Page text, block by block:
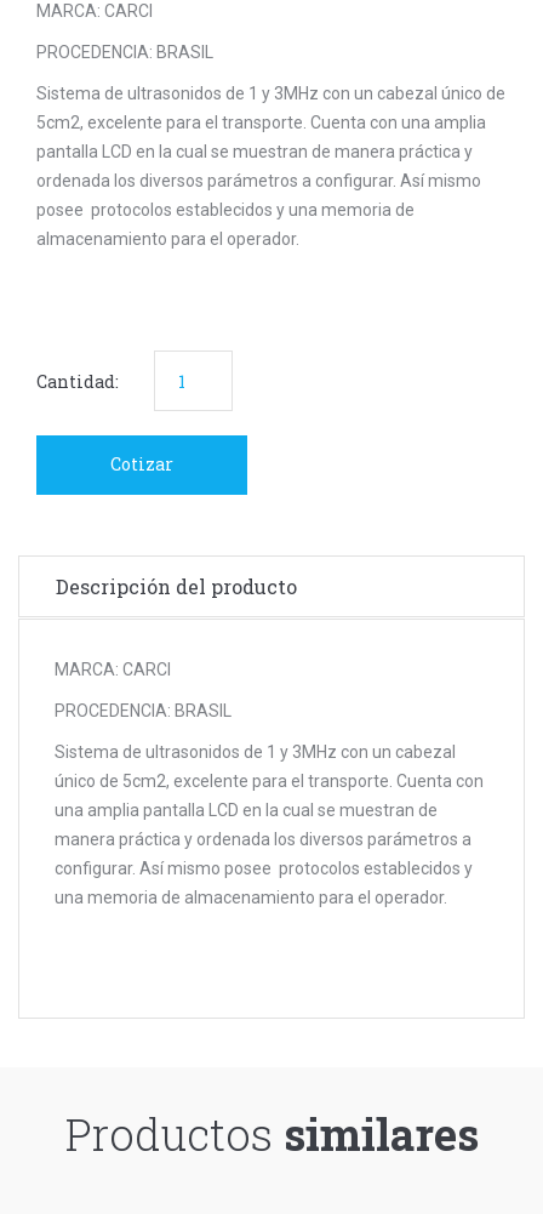
MARCA: CARCI
PROCEDENCIA: BRASIL
Sistema de ultrasonidos de 1 y 3MHz con un cabezal único de
5cm2, excelente para el transporte. Cuenta con una amplia
pantalla LCD en la cual se muestran de manera práctica y
ordenada los diversos parámetros a configurar. Así mismo
posee protocolos establecidos y una memoria de
almacenamiento para el operador.
Cantidad:
Cotizar
Descripción del producto
MARCA: CARCI
PROCEDENCIA: BRASIL
Sistema de ultrasonidos de 1 y 3MHz con un cabezal
único de 5cm2, excelente para el transporte. Cuenta con
una amplia pantalla LCD en la cual se muestran de
manera práctica y ordenada los diversos parámetros a
configurar. Así mismo posee protocolos establecidos y
una memoria de almacenamiento para el operador.
Productos similares